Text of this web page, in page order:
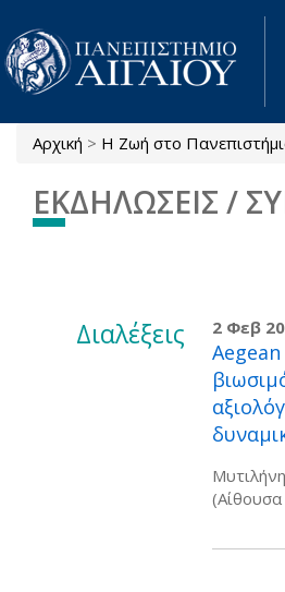
Παράκαμψη προς το κυρίως
Είστε εδώ
Αρχική > Η Ζωή στο
ΕΚΔΗΛΩΣΕΙΣ /
Διαλέξεις 2 Φεβ
Aegean
(Αίθουσα